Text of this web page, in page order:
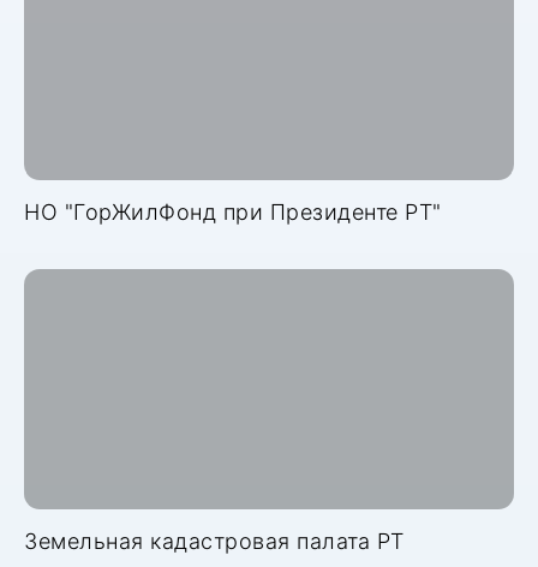
НО "ГорЖилФонд при Президенте РТ"
Земельная кадастровая палата РТ